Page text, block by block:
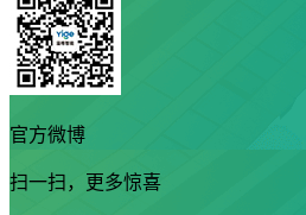
官方微博
扫一扫，更多惊喜